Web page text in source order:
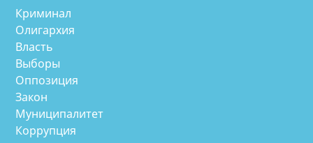
Криминал
Олигархия
Власть
Выборы
Оппозиция
Закон
Муниципалитет
Коррупция